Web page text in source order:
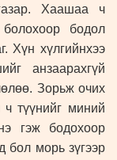
Хаашаа ч
бодол
Хүн хүлгийнхээ
анзаарахгүй
Зорьж очих
ч түүнийг миний
гэж бодохоор
бол морь зүгээр